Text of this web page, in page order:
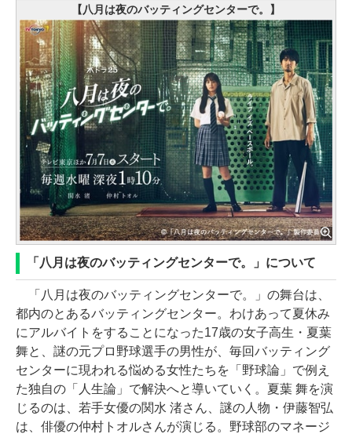
【八月は夜のバッティングセンターで。】
「八月は夜のバッティングセンターで。」について
「八月は夜のバッティングセンターで。」の舞台は、
都内のとあるバッティングセンター。わけあって夏休み
にアルバイトをすることになった17歳の女子高生・夏葉
舞と、謎の元プロ野球選手の男性が、毎回バッティング
センターに現われる悩める女性たちを「野球論」で例え
た独自の「人生論」で解決へと導いていく。夏葉 舞を演
じるのは、若手女優の関水 渚さん、謎の人物・伊藤智弘
は、俳優の仲村トオルさんが演じる。野球部のマネージ